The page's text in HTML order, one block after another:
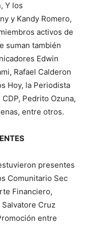
Y los
y Kandy Romero,
activos de
suman también
Edwin
Rafael Calderon
Hoy, la Periodista
Pedrito Ozuna,
entre otros.
presentes
Comunitario Sec
Financiero,
Cruz
entre